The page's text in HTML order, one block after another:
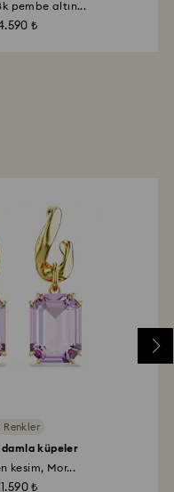
pembe altın...
₺
Renkler
küpeler
kesim, Mor...
11.590 ₺